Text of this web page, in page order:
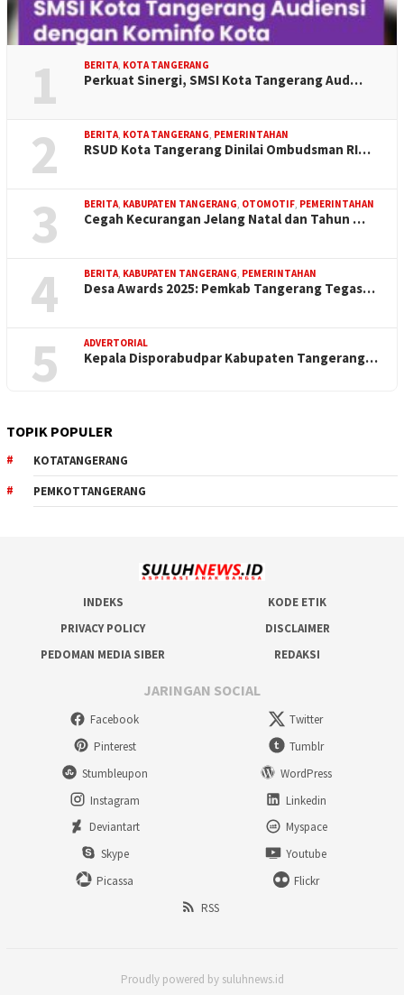
1 BERITA, KOTA TANGERANG
Perkuat Sinergi, SMSI Kota Tangerang Aud…
2 BERITA, KOTA TANGERANG, PEMERINTAHAN
RSUD Kota Tangerang Dinilai Ombudsman RI…
3 BERITA, KABUPATEN TANGERANG, OTOMOTIF, PEMERINTAHAN
Cegah Kecurangan Jelang Natal dan Tahun …
4 BERITA, KABUPATEN TANGERANG, PEMERINTAHAN
Desa Awards 2025: Pemkab Tangerang Tegas…
5 ADVERTORIAL
Kepala Disporabudpar Kabupaten Tangerang…
TOPIK POPULER
KOTATANGERANG
PEMKOTTANGERANG
INDEKS
KODE ETIK
PRIVACY POLICY
DISCLAIMER
PEDOMAN MEDIA SIBER
REDAKSI
JARINGAN SOCIAL
Facebook
Twitter
Pinterest
Tumblr
Stumbleupon
WordPress
Instagram
Linkedin
Deviantart
Myspace
Skype
Youtube
Picassa
Flickr
RSS
Proudly powered by suluhnews.id